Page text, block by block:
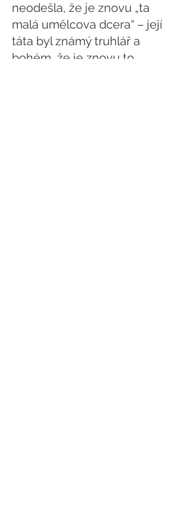
neodešla, že je znovu „ta
malá umělcova dcera“ – její
táta byl známý truhlář a
bohém, že je znovu to